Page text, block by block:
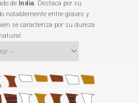
de India. Destaca por su
notablemente entre graves y
se caracteriza por su dureza